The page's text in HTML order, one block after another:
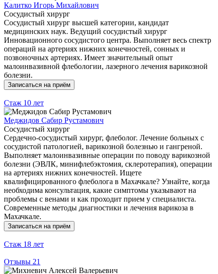
Калитко Игорь Михайлович
Сосудистый хирург
Сосудистый хирург высшей категории, кандидат
медицинских наук. Ведущий сосудистый хирург
Инновационного сосудистого центра. Выполняет весь спектр
операций на артериях нижних конечностей, сонных и
позвоночных артериях. Имеет значительный опыт
малоинвазивной флебологии, лазерного лечения варикозной
болезни.
Записаться на приём
Стаж 10 лет
Меджидов Сабир Рустамович
Сосудистый хирург
Сердечно-сосудистый хирург, флеболог. Лечение больных с
сосудистой патологией, варикозной болезнью и гангреной.
Выполняет малоинвазивные операции по поводу варикозной
болезни (ЭВЛК, минифлебэктомия, склеротерапия), операции
на артериях нижних конечностей. Ищете
квалифицированного флеболога в Махачкале? Узнайте, когда
необходима консультация, какие симптомы указывают на
проблемы с венами и как проходит прием у специалиста.
Современные методы диагностики и лечения варикоза в
Махачкале.
Записаться на приём
Стаж 18 лет
Отзывы 21